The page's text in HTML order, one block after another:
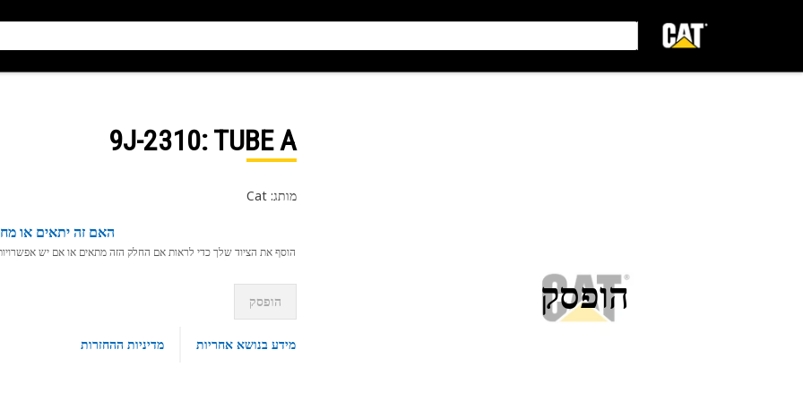
הופסק
9J-2310: TUBE A
מותג: Cat
האם זה יתאים או
הוסף את הציוד שלך כדי לראות אם החלק הזה מתאים או אם יש אפשרויות
הופסק
מידע בנושא אחריות מדיניות ההחזרות